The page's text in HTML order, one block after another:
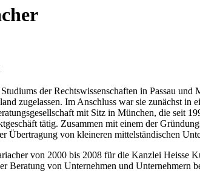
der Rechtswissenschaften in Passau
zugelassen. Im Anschluss war sie zunächst
mit Sitz in München, die seit
tätig. Zusammen mit einem der
Übertragung von kleineren mittelständischen
von 2000 bis 2008 für die Kanzlei Heisse
Beratung von Unternehmen und